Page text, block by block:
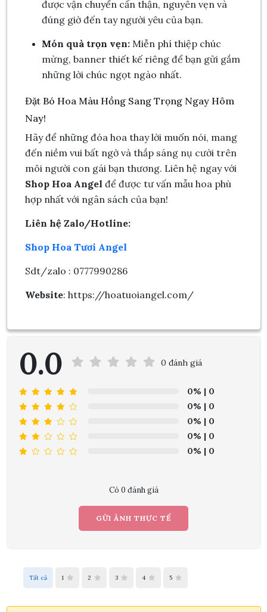
được vận chuyển cẩn thận, nguyên vẹn và
đúng giờ đến tay người yêu của bạn.
Món quà trọn vẹn:Miễn phí thiệp chúc
mừng, banner thiết kế riêng để bạn gửi gắm
những lời chúc ngọt ngào nhất.
Đặt Bó Hoa Màu Hồng Sang Trọng Ngay Hôm
Nay!
Hãy để những đóa hoa thay lời muốn nói, mang
đến niềm vui bất ngờ và thắp sáng nụ cười trên
môi người con gái bạn thương. Liên hệ ngay với
Shop Hoa Angel để được tư vấn mẫu hoa phù
hợp nhất với ngân sách của bạn!
Liên hệ Zalo/Hotline:
Shop Hoa Tươi Angel
Sdt/zalo : 0777990286
Website: https://hoatuoiangel.com/
0.0 0 đánh giá
0% | 0
0% | 0
0% | 0
0% | 0
0% | 0
Có 0 đánh giá
GỬI ẢNH THỰC TẾ
Tất cả 1 2 3 4 5
Trần Phước Hưng đã mua sản phẩm chậu lan hồ điệp vàng
9 cành
09/08/2026